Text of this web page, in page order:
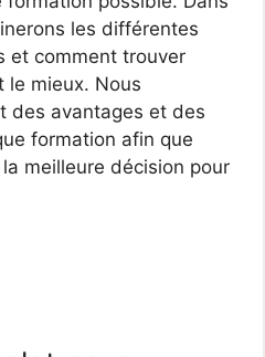
les différentes
et comment trouver
le mieux. Nous
des avantages et des
formation afin que
meilleure décision pour